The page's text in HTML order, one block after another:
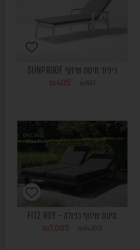
ריפוד מיטת שיזוף SUNPROOF
517
₪405
מיטת שיזוף כפולה – FITZ ROY
14,193
₪7,085
ONLINE
ONLY